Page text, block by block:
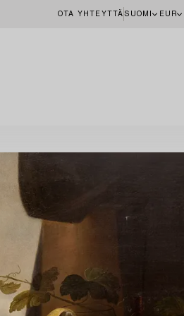
OTA YHTEYTTÄ SUOMI EUR